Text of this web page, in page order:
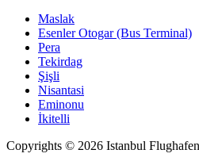
Maslak
Esenler Otogar (Bus Terminal)
Pera
Tekirdag
Şişli
Nisantasi
Eminonu
İkitelli
Copyrights © 2026 Istanbul